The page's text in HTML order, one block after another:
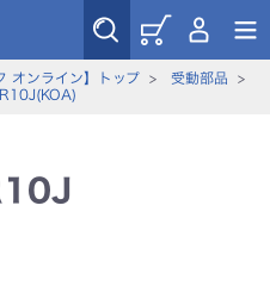
オンライン】トップ> 受動部品 >